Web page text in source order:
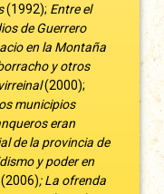
(1992); Entre el
de Guerrero
en la Montaña
y otros
(2000);
municipios
eran
de la provincia de
y poder en
(2006); La ofrenda